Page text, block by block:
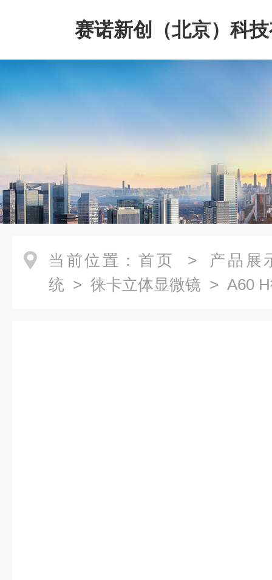
赛诺新创（北京）科
司
当前位置： 首页 > 产品展
统 > 徕卡立体显微镜 > A60